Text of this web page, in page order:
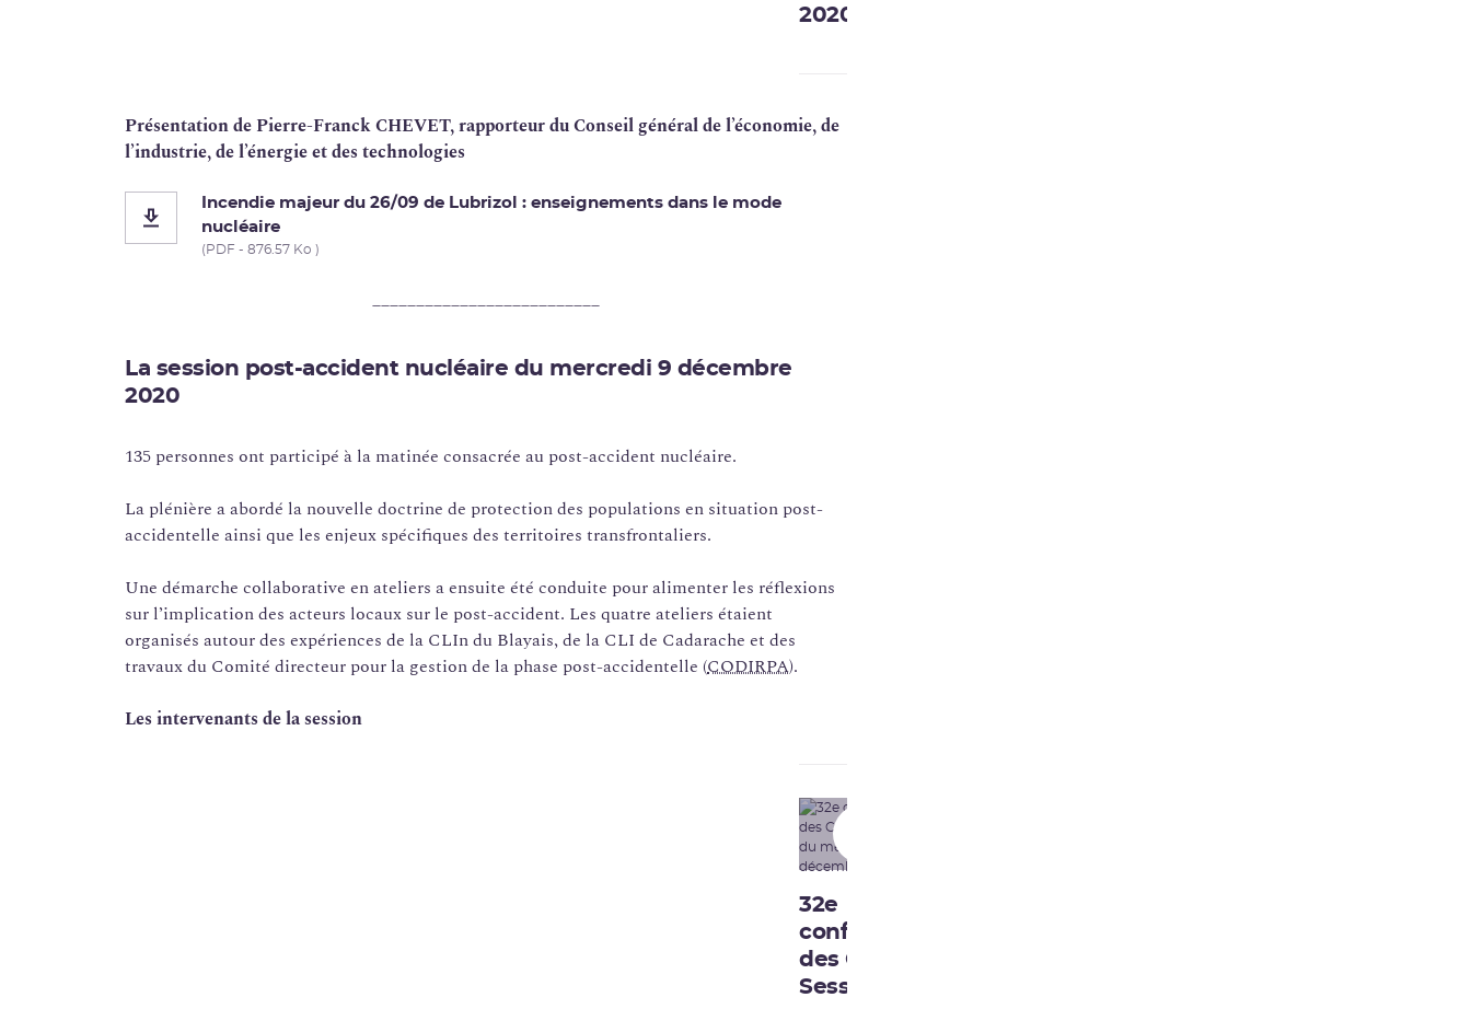
2020
Présentation de Pierre-Franck CHEVET, rapporteur du Conseil général de l’économie, de
l’industrie, de l’énergie et des technologies
Incendie majeur du 26/09 de Lubrizol : enseignements dans le mode
nucléaire
(PDF - 876.57 Ko )
__________________________
La session post-accident nucléaire du mercredi 9 décembre
2020
135 personnes ont participé à la matinée consacrée au post-accident nucléaire.
La plénière a abordé la nouvelle doctrine de protection des populations en situation post-
accidentelle ainsi que les enjeux spécifiques des territoires transfrontaliers.
Une démarche collaborative en ateliers a ensuite été conduite pour alimenter les réflexions
sur l’implication des acteurs locaux sur le post-accident. Les quatre ateliers étaient
organisés autour des expériences de la CLIn du Blayais, de la CLI de Cadarache et des
travaux du Comité directeur pour la gestion de la phase post-accidentelle (CODIRPA).
Les intervenants de la session
32e
conférence
des CLI -
Session du